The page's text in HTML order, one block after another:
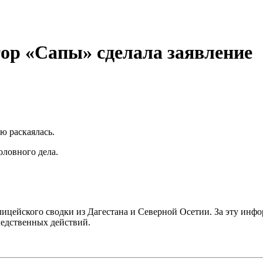
«Сапы» сделала заявление
раскаялась.
дела.
сводки из Дагестана и Северной Осетии. За эту
действий.